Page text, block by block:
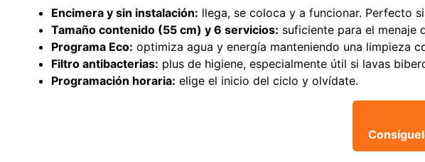
Encimera y sin instalación: llega, se coloca y a funcionar. Perfecto
Tamaño contenido (55 cm) y 6 servicios: suficiente para el menaje
Programa Eco: optimiza agua y energía manteniendo una limpieza
Filtro antibacterias: plus de higiene, especialmente útil si lavas
Programación horaria: elige el inicio del ciclo y olvídate.